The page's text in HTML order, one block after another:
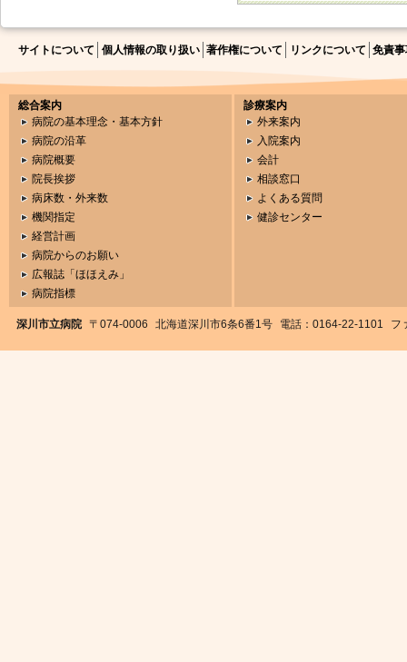
サイトについて 個人情報の取り扱い 著作権について リンクについて 免責
総合案内
病院の基本理念・基本方針
病院の沿革
病院概要
院長挨拶
病床数・外来数
機関指定
経営計画
病院からのお願い
広報誌「ほほえみ」
病院指標
診療案内
外来案内
入院案内
会計
相談窓口
よくある質問
健診センター
深川市立病院 〒074-0006 北海道深川市6条6番1号 電話：0164-22-1101 フ